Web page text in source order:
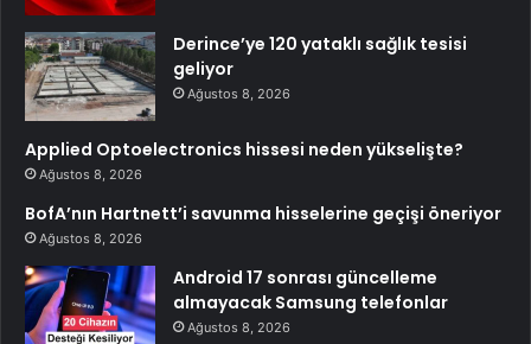
Derince’ye 120 yataklı sağlık tesisi
geliyor
Ağustos 8, 2026
Applied Optoelectronics hissesi neden yükselişte?
Ağustos 8, 2026
BofA’nın Hartnett’i savunma hisselerine geçişi öneriyor
Ağustos 8, 2026
Android 17 sonrası güncelleme
almayacak Samsung telefonlar
Ağustos 8, 2026